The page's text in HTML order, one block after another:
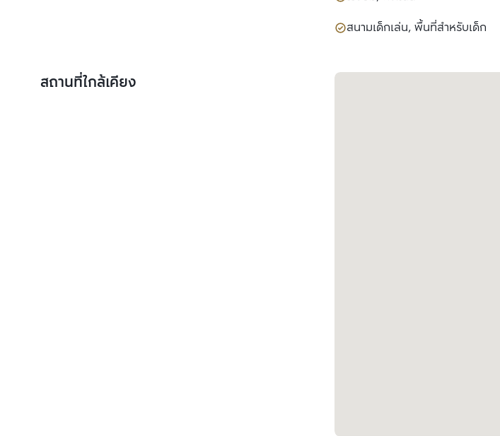
สนามเด็กเล่น, พื้นที่สำหรับเด็ก
สถานที่ใกล้เคียง